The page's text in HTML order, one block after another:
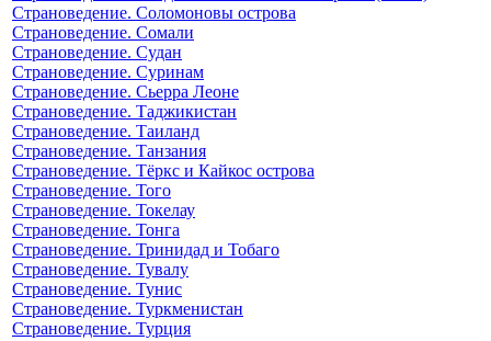
Страноведение. Соломоновы острова
Страноведение. Сомали
Страноведение. Судан
Страноведение. Суринам
Страноведение. Сьерра Леоне
Страноведение. Таджикистан
Страноведение. Таиланд
Страноведение. Танзания
Страноведение. Тёркс и Кайкос острова
Страноведение. Того
Страноведение. Токелау
Страноведение. Тонга
Страноведение. Тринидад и Тобаго
Страноведение. Тувалу
Страноведение. Тунис
Страноведение. Туркменистан
Страноведение. Турция